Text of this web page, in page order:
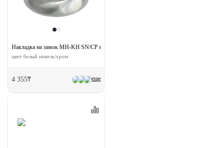
еще
Накладка на замок MH-KH SN/CP круглая под евроцилиндр
цвет белый никель/хром
4 355₸